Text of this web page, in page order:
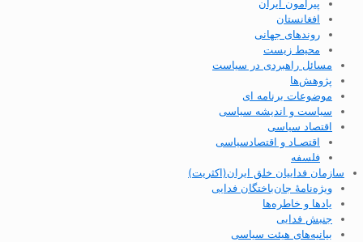
پیرامون ایران
افغانستان
روندهای جهانی
محیط زیست
مسائل راهبردی در سیاست
پژوهش‌ها
موضوعات برنامه ای
سیاست و اندیشه سیاسی
اقتصاد سیاسی
اقتصـاد و اقتصاد‌سیاسی
فلسفه
سازمان فداییان خلق ایران(اکثریت)
ویژه‌نامهٔ جان‌باختگان فدایی
یادها و خاطره‌ها
جنبش فدایی
بیانیه‌های هیئت سیاسی